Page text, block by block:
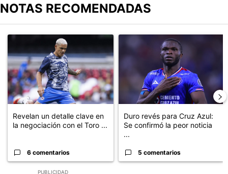
NOTAS RECOMENDADAS
PUBLICIDAD
Un artículo de tendencia con el título "Revelan un detalle clave
Revelan un detalle clave en
la negociación con el Toro ...
6 comentarios
Un artículo de tendencia con
Duro revés para Cruz Azul:
Se confirmó la peor noticia
...
5 comentarios